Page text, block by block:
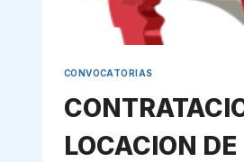
CONVOCATORIAS
LOCACION DE